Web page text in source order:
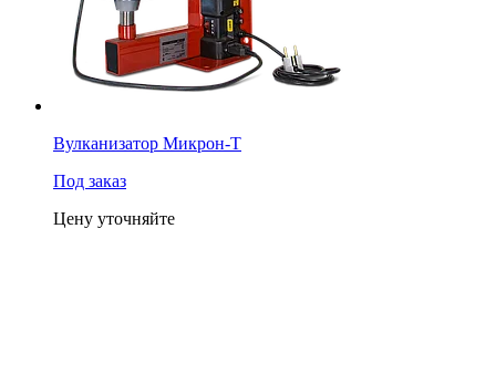
Вулканизатор Микрон-Т
Под заказ
Цену уточняйте